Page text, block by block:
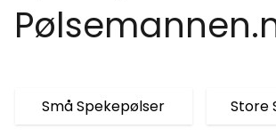
Små Spekepølser Store